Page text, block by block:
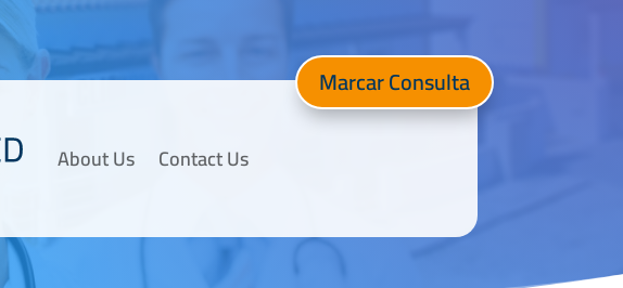
About Us Contact Us
Marcar Consulta